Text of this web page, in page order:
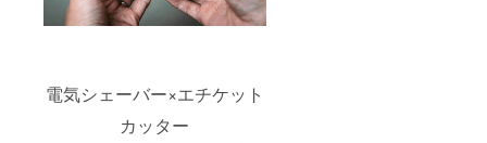
電気シェーバー×エチケット
カッター